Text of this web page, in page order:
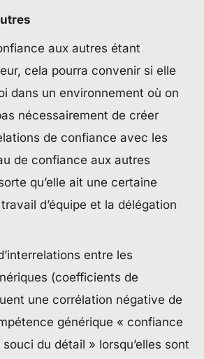
aux autres étant
cela pourra convenir si elle
dans un environnement où on
nécessairement de créer
de confiance avec les
de confiance aux autres
qu’elle ait une certaine
d’équipe et la délégation
entre les
(coefficients de
une corrélation négative de
générique « confiance
du détail » lorsqu’elles sont